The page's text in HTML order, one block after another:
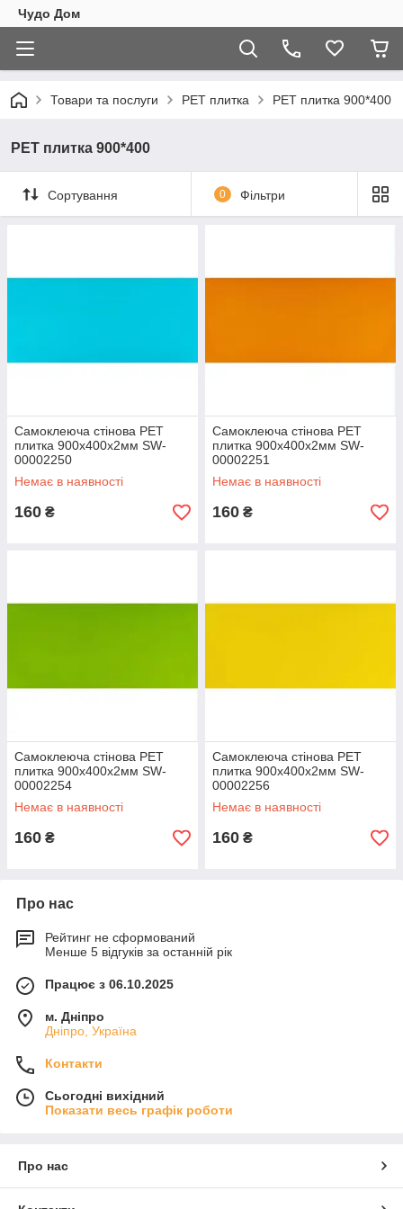
Чудо Дом
Товари та послуги PET плитка PET плитка 900*400
PET плитка 900*400
Сортування 0 Фільтри
Самоклеюча стінова PET
плитка 900х400х2мм SW-
00002250
Немає в наявності
160 ₴
Самоклеюча стінова PET
плитка 900х400х2мм SW-
00002251
Немає в наявності
160 ₴
Самоклеюча стінова PET
плитка 900х400х2мм SW-
00002254
Немає в наявності
160 ₴
Самоклеюча стінова PET
плитка 900х400х2мм SW-
00002256
Немає в наявності
160 ₴
Про нас
Рейтинг не сформований
Менше 5 відгуків за останній рік
Працює з 06.10.2025
м. Дніпро
Дніпро, Україна
Контакти
Сьогодні вихідний
Показати весь графік роботи
Про нас